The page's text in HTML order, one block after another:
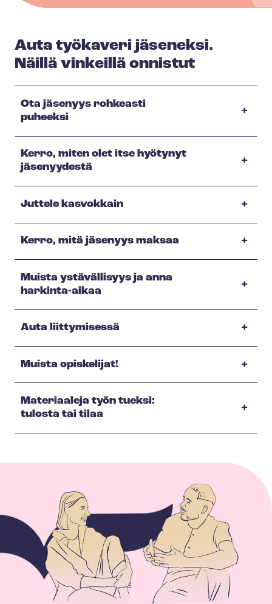
Auta työkaveri jäseneksi.
Näillä vinkeillä onnistut
Ota jäsenyys rohkeasti
puheeksi
Kerro, miten olet itse hyötynyt
jäsenyydestä
Juttele kasvokkain
Kerro, mitä jäsenyys maksaa
Muista ystävällisyys ja anna
harkinta-aikaa
Auta liittymisessä
Muista opiskelijat!
Materiaaleja työn tueksi:
tulosta tai tilaa